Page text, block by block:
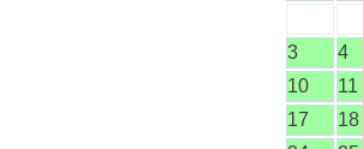
3
4
10
11
17
18